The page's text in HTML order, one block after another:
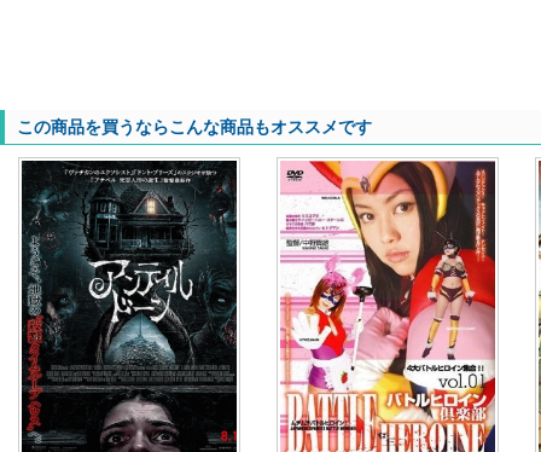
この商品を買うならこんな商品もオススメです